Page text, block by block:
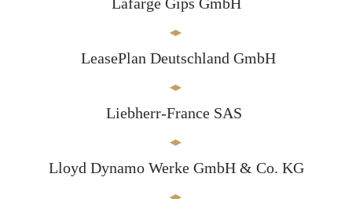
LeasePlan Deutschland GmbH
Liebherr-France SAS
Lloyd Dynamo Werke GmbH & Co. KG